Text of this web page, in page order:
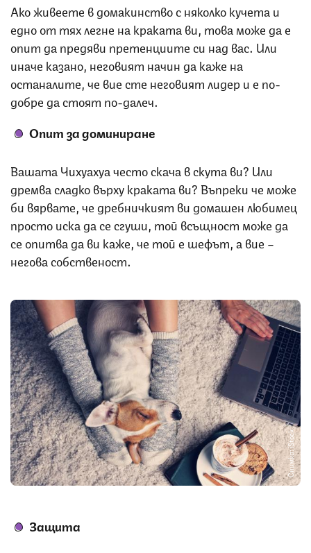
Ако живеете в домакинство с няколко кучета и
едно от тях легне на краката ви, това може да е
опит да предяви претенциите си над вас. Или
иначе казано, неговият начин да каже на
останалите, че вие сте неговият лидер и е по-
добре да стоят по-далеч.
Опит за доминиране
Вашата Чихуахуа често скача в скута ви? Или
дремва сладко върху краката ви? Въпреки че може
би вярвате, че дребничкият ви домашен любимец
просто иска да се сгуши, той всъщност може да
се опитва да ви каже, че той е шефът, а вие –
негова собственост.
Снимка: iStock
Защита